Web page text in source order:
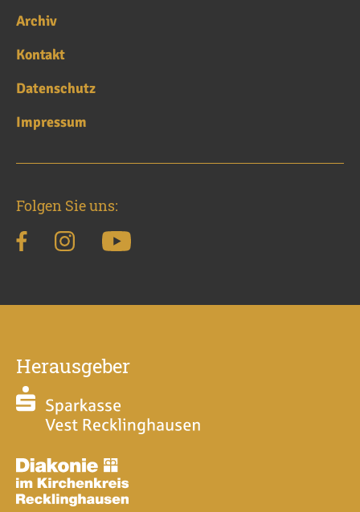
Archiv
Kontakt
Datenschutz
Impressum
Folgen Sie uns:
Herausgeber